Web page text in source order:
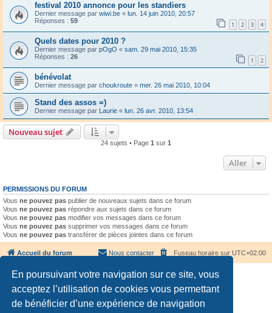
En poursuivant votre navigation sur ce site, vous
acceptez l’utilisation de cookies vous permettant
de bénéficier d’une expérience de navigation
festival 2010 annonce pour les standiers
Dernier message par wiwi.be « lun. 14 juin 2010, 20:57
Réponses : 59 1 2 3 4
Quels dates pour 2010 ?
Dernier message par pOgO « sam. 29 mai 2010, 15:35
Réponses : 26 1 2
bénévolat
Dernier message par choukroute « mer. 26 mai 2010, 10:04
Stand des assos =)
Dernier message par Laurie « lun. 26 avr. 2010, 13:54
Nouveau sujet
24 sujets • Page 1 sur 1
Aller
PERMISSIONS DU FORUM
Vous ne pouvez pas publier de nouveaux sujets dans ce forum
Vous ne pouvez pas répondre aux sujets dans ce forum
Vous ne pouvez pas modifier vos messages dans ce forum
Vous ne pouvez pas supprimer vos messages dans ce forum
Vous ne pouvez pas transférer de pièces jointes dans ce forum
Accueil du forum Fuseau horaire sur UTC+02:00
Nous contacter